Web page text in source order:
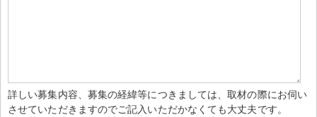
詳しい募集内容、募集の経緯等につきましては、取材の際にお伺い
させていただきますのでご記入いただかなくても大丈夫です。